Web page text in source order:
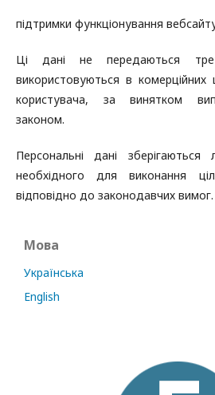
підтримки функціонування
Ці дані не передаються
використовуються в комерційних
користувача, за винятком
законом.
Персональні дані
необхідного для виконання
відповідно до законодавчих вимог.
Мова
Українська
English